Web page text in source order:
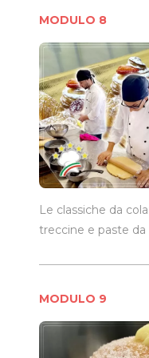
MODULO 8
Le classiche da
treccine e paste da
MODULO 9